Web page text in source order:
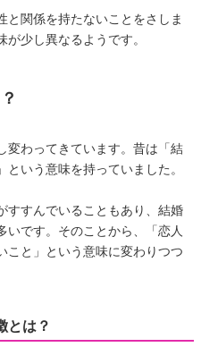
と関係を持たないことをさしま
少し異なるようです。
変わってきています。昔は「結
いう意味を持っていました。
すすんでいることもあり、結婚
いです。そのことから、「恋人
こと」という意味に変わりつつ
とは？